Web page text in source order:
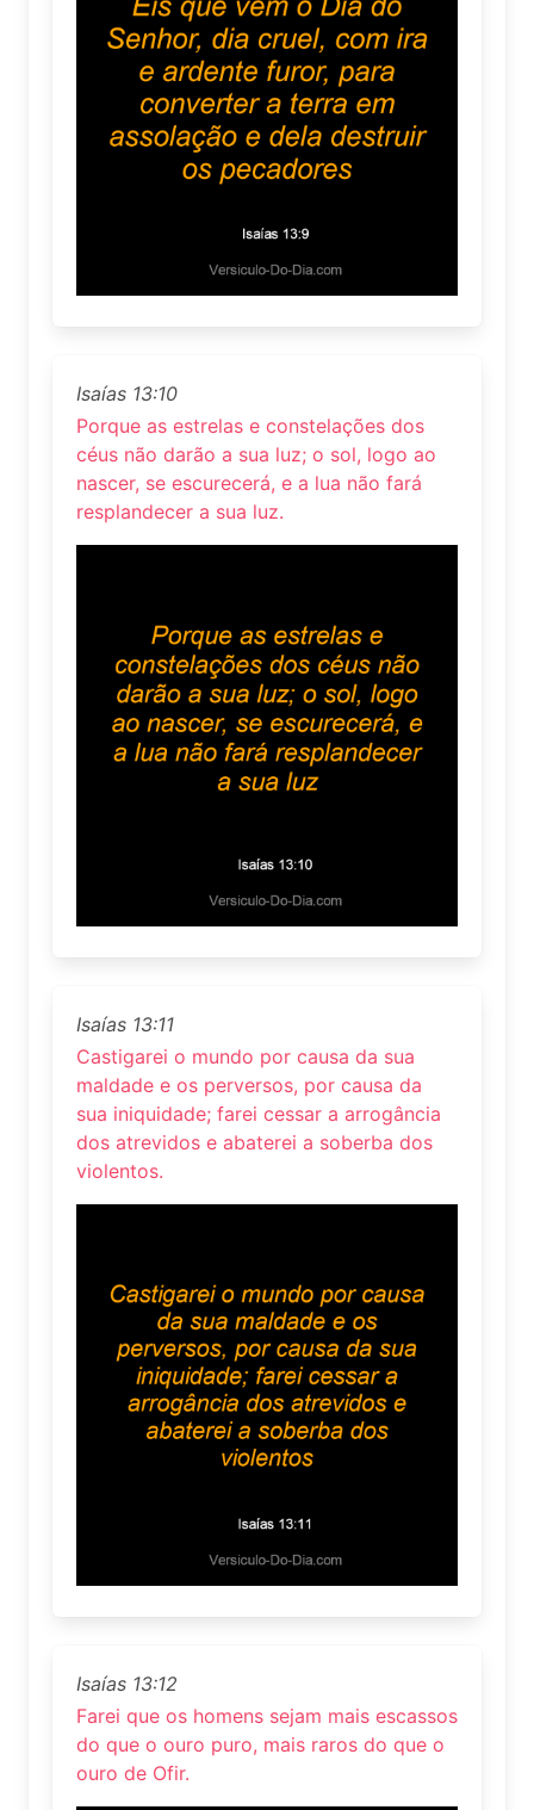
Isaías 13:10
Porque as estrelas e constelações dos
céus não darão a sua luz; o sol, logo ao
nascer, se escurecerá, e a lua não fará
resplandecer a sua luz.
Isaías 13:11
Castigarei o mundo por causa da sua
maldade e os perversos, por causa da
sua iniquidade; farei cessar a arrogância
dos atrevidos e abaterei a soberba dos
violentos.
Isaías 13:12
Farei que os homens sejam mais escassos
do que o ouro puro, mais raros do que o
ouro de Ofir.